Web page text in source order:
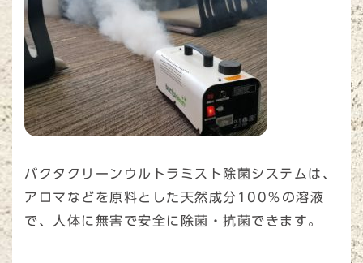
バクタクリーンウルトラミスト除菌システムは、
アロマなどを原料とした天然成分100％の溶液
で、人体に無害で安全に除菌・抗菌できます。